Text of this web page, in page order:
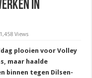
in
1,458 Views
plooien voor Volley
maar haalde
binnen tegen Dilsen-